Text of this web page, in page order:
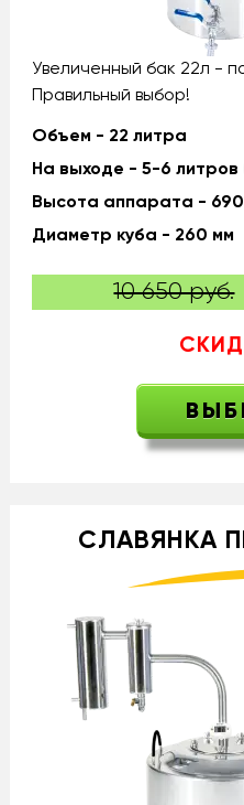
Увеличенный бак 22л -
Правильный выбор!
Объем - 22 литра
На выходе - 5-6 литров
Высота аппарата -
Диаметр куба - 260 мм
10 650 руб.
СЛАВЯНКА